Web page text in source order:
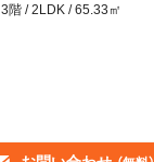
3階 / 2LDK / 65.33㎡